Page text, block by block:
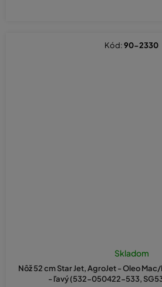
Nôž 52 cm Star Jet, AgroJet - Oleo
- ľavý (532-050422-533,
Skladom
Kód:90-2330